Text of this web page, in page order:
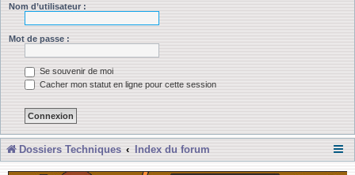
Nom d’utilisateur :
Mot de passe :
Se souvenir de moi
Cacher mon statut en ligne pour cette session
Dossiers Techniques Index du forum